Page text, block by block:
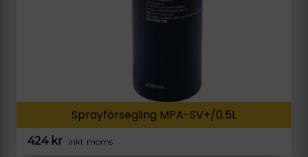
Sprayförsegling MPA-SV+/0.5L
424 kr inkl. moms